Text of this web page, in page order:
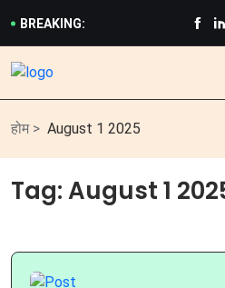
BREAKING:
होम > August 1 2025
Tag:August 1